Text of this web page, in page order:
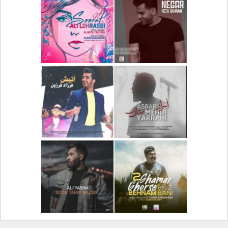
دانلود آلبوم جدید سیروان
خسروی بنام مونولوگ
دانلود آهنگ جدید علیرضا
قربانی بنام خیال خوش
دانلود آهنگ جدید رضا
بهرام بنام نگار
دانلود آهنگ جدید علی
لهراسبی بنام صورت
دانلود آهنگ جدید مهدی
یراحی بنام اسرار
دانلود آهنگ جدید فرزاد
فرزین بنام آتیش